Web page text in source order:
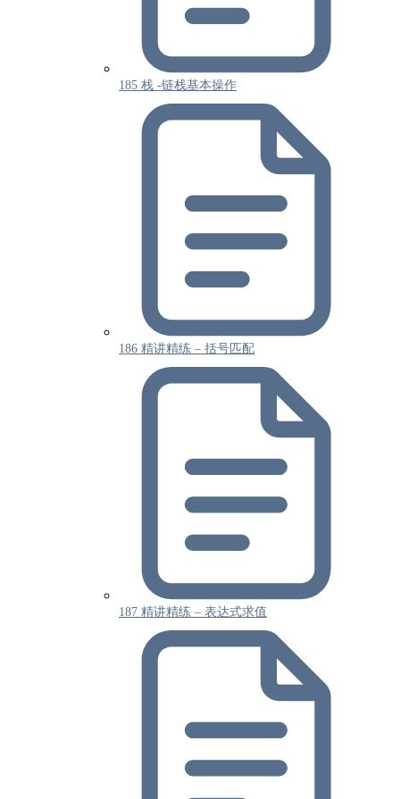
185 栈 -链栈基本操作
186 精讲精练 – 括号匹配
187 精讲精练 – 表达式求值